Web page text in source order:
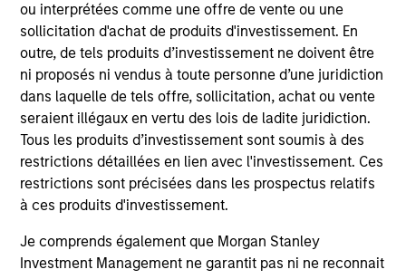
ou interprétées comme une offre de vente ou une
sollicitation d'achat de produits d'investissement. En
outre, de tels produits d’investissement ne doivent être
ni proposés ni vendus à toute personne d’une juridiction
dans laquelle de tels offre, sollicitation, achat ou vente
seraient illégaux en vertu des lois de ladite juridiction.
Tous les produits d’investissement sont soumis à des
restrictions détaillées en lien avec l'investissement. Ces
restrictions sont précisées dans les prospectus relatifs
à ces produits d'investissement.
Je comprends également que Morgan Stanley
Investment Management ne garantit pas ni ne reconnait
participation.
Global Quality Strategy
Invests in high quality resilient companies
with strong management, high returns on
capital, and strong free-cash-flow
generation.
International Equity Strategy
Seeks to maintain a diversified portfolio of